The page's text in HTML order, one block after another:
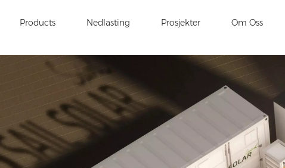
Products Nedlasting Prosjekter Om Oss